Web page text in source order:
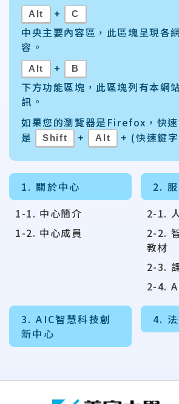
Alt + C
中央主要內容區，此區塊呈現各
容。
Alt + B
下方功能區塊，此區塊列有本網
訊。
如果您的瀏覽器是Firefox，快
是
Shift + Alt + (快速鍵
1. 關於中心
1-1. 中心簡介
1-2. 中心成員
2.
2-1.
2-2.
教材
2-3.
2-4.
3. AIC智慧科技創
新中心
4.